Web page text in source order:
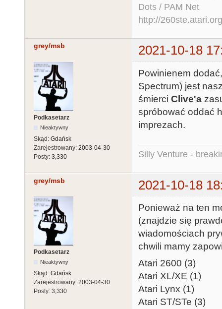
Dots / PAM Net
http://260ste.atari.org
grey/msb 2021-10-18
Podkasetarz
Nieaktywny
Skąd: Gdańsk
Zarejestrowany: 2003-04-30
Posty: 3,330
Powinienem
Spectrum) jest
śmierci Clive'a
spróbować oddać
imprezach.
Silly Venture -
grey/msb 2021-10-18
Podkasetarz
Nieaktywny
Skąd: Gdańsk
Zarejestrowany: 2003-04-30
Posty: 3,330
Ponieważ na ten
(znajdzie się
wiadomościach
chwili mamy
Atari 2600 (3)
Atari XL/XE (1)
Atari Lynx (1)
Atari ST/STe (3)